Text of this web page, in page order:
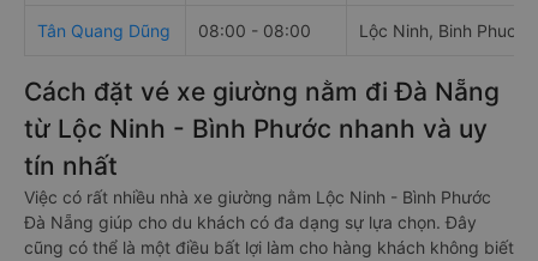
Tân Quang Dũng 08:00 - 08:00 Lộc Ninh, Binh Phuoc,
Cách đặt vé xe giường nằm đi Đà Nẵng
từ Lộc Ninh - Bình Phước nhanh và uy
tín nhất
Việc có rất nhiều nhà xe giường nằm Lộc Ninh - Bình Phước
Đà Nẵng giúp cho du khách có đa dạng sự lựa chọn. Đây
cũng có thể là một điều bất lợi làm cho hàng khách không biết